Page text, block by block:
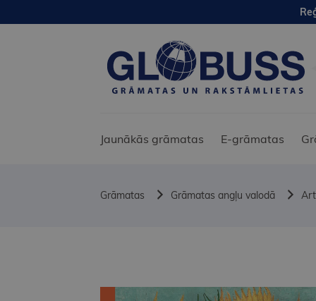
Jaunākās grāmatas E-grāmatas
Grāmatas Grāmatas angļu valodā